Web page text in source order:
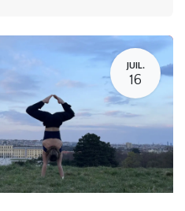
JUIL.
16